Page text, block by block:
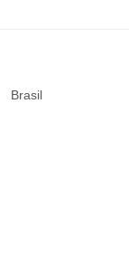
Brasil